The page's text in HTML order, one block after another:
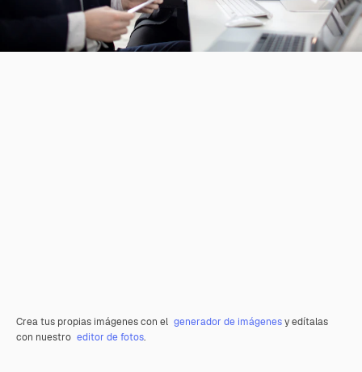
Crea tus propias imágenes con el generador de imágenesy edítalas
con nuestro editor de fotos.